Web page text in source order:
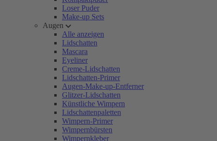
Loser Puder
Make-up Sets
Augen
Alle anzeigen
Lidschatten
Mascara
Eyeliner
Creme-Lidschatten
Lidschatten-Primer
Augen-Make-up-Entferner
Glitzer-Lidschatten
Künstliche Wimpern
Lidschattenpaletten
Wimpern-Primer
Wimpernbürsten
Wimpernkleber